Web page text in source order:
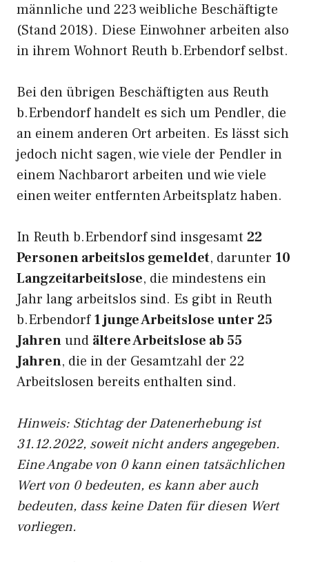
männliche und 223 weibliche Beschäftigte
(Stand 2018). Diese Einwohner arbeiten also
in ihrem Wohnort Reuth b.Erbendorf selbst.
Bei den übrigen Beschäftigten aus Reuth
b.Erbendorf handelt es sich um Pendler, die
an einem anderen Ort arbeiten. Es lässt sich
jedoch nicht sagen, wie viele der Pendler in
einem Nachbarort arbeiten und wie viele
einen weiter entfernten Arbeitsplatz haben.
In Reuth b.Erbendorf sind insgesamt 22
Personen arbeitslos gemeldet, darunter 10
Langzeitarbeitslose, die mindestens ein
Jahr lang arbeitslos sind. Es gibt in Reuth
b.Erbendorf1 junge Arbeitslose unter 25
Jahrenund ältere Arbeitslose ab 55
Jahren, die in der Gesamtzahl der 22
Arbeitslosen bereits enthalten sind.
Hinweis: Stichtag der Datenerhebung ist
31.12.2022, soweit nicht anders angegeben.
Eine Angabe von 0 kann einen tatsächlichen
Wert von 0 bedeuten, es kann aber auch
bedeuten, dass keine Daten für diesen Wert
vorliegen.